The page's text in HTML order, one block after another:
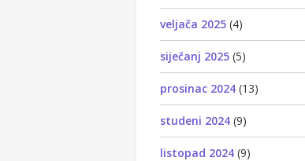
veljača 2025 (4)
siječanj 2025 (5)
prosinac 2024 (13)
studeni 2024 (9)
listopad 2024 (9)